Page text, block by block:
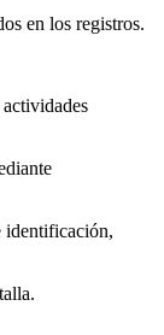
en los registros.
identificación,